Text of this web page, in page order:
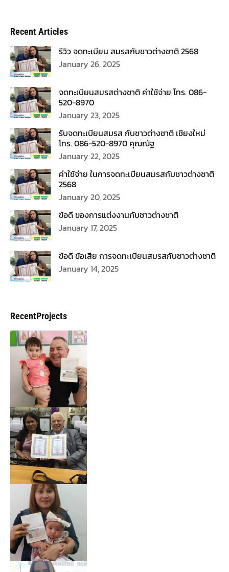
Recent Articles
รีวิว จดทะเบียน สมรสกับชาวต่างชาติ 2568
January 26, 2025
จดทะเบียนสมรสต่างชาติ ค่าใช้จ่าย โทร. 086-
520-8970
January 23, 2025
รับจดทะเบียนสมรส กับชาวต่างชาติ เชียงใหม่
โทร. 086-520-8970 คุณณัฐ
January 22, 2025
ค่าใช้จ่าย ในการจดทะเบียนสมรสกับชาวต่างชาติ
2568
January 20, 2025
ข้อดี ของการแต่งงานกับชาวต่างชาติ
January 17, 2025
ข้อดี ข้อเสีย การจดทะเบียนสมรสกับชาวต่างชาติ
January 14, 2025
RecentProjects